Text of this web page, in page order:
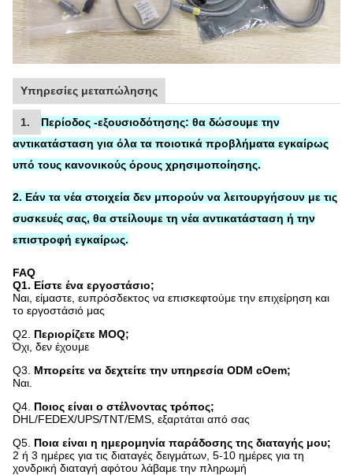
Υπηρεσίες μεταπώλησης
1. Περίοδος -εξουσιοδότησης: θα δώσουμε την
αντικατάσταση για όλα τα ποιοτικά προβλήματα εγκαίρως
υπό τους κανονικούς όρους χρησιμοποίησης.
2. Εάν τα νέα στοιχεία δεν μπορούν να λειτουργήσουν με τις
συσκευές σας, θα στείλουμε τη νέα αντικατάσταση ή την
επιστροφή εγκαίρως.
FAQ
Q1. Είστε ένα εργοστάσιο;
Ναι, είμαστε, ευπρόσδεκτος να επισκεφτούμε την επιχείρηση και
το εργοστάσιό μας
Q2. Περιορίζετε MOQ;
Όχι, δεν έχουμε
Q3. Μπορείτε να δεχτείτε την υπηρεσία ODM cOem;
Ναι.
Q4. Ποιος είναι ο στέλνοντας τρόπος;
DHL/FEDEX/UPS/TNT/EMS, εξαρτάται από σας
Q5. Ποια είναι η ημερομηνία παράδοσης της διαταγής μου;
2 ή 3 ημέρες για τις διαταγές δειγμάτων, 5-10 ημέρες για τη
χονδρική διαταγή αφότου λάβαμε την πληρωμή